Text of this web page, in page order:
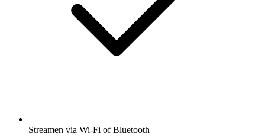
Streamen via Wi-Fi of Bluetooth